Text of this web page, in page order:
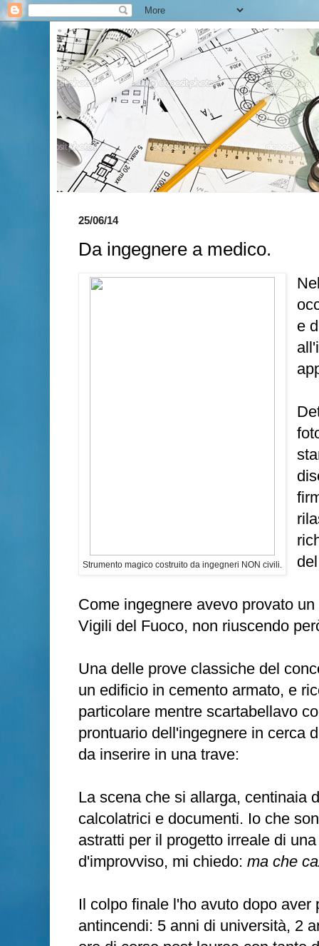
25/06/14
Da ingegnere a medico.
Strumento magico costruito da ingegneri NON civili.
e
Come ingegnere avevo provato
Vigili del Fuoco, non riuscendo
Una delle prove classiche del
un edificio in cemento armato, e
particolare mentre scartabellavo
prontuario dell'ingegnere in cerca
da inserire in una trave:
La scena che si allarga, centinaia
calcolatrici e documenti. Io che
astratti per il progetto irreale di
d'improvviso, mi chiedo: ma che
Il colpo finale l'ho avuto dopo
antincendi: 5 anni di università, 2